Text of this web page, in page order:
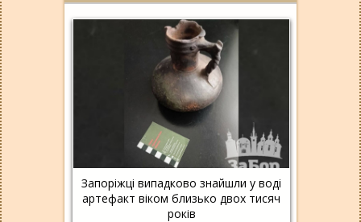
Запоріжці випадково знайшли у воді
артефакт віком близько двох тисяч
років